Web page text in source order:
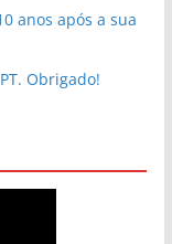
anos após a sua
Obrigado!